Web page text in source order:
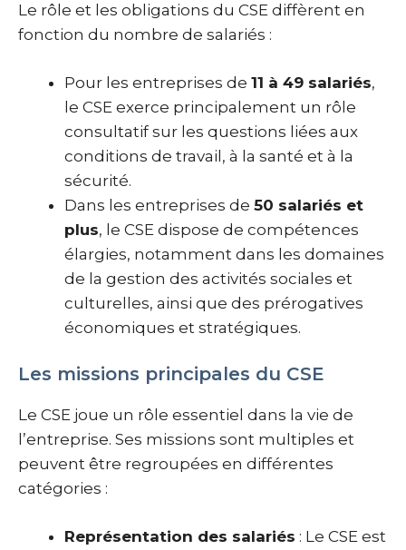
Le rôle et les obligations du CSE diffèrent en
fonction du nombre de salariés :
Pour les entreprises de 11 à 49 salariés,
le CSE exerce principalement un rôle
consultatif sur les questions liées aux
conditions de travail, à la santé et à la
sécurité.
Dans les entreprises de 50 salariés et
plus, le CSE dispose de compétences
élargies, notamment dans les domaines
de la gestion des activités sociales et
culturelles, ainsi que des prérogatives
économiques et stratégiques.
Les missions principales du CSE
Le CSE joue un rôle essentiel dans la vie de
l’entreprise. Ses missions sont multiples et
peuvent être regroupées en différentes
catégories :
Représentation des salariés : Le CSE est